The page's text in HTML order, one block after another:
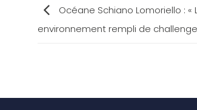
Océane Schiano Lomoriello : «
environnement rempli de